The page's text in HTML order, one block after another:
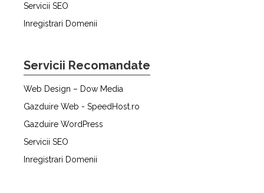
Servicii SEO
Inregistrari Domenii
Servicii Recomandate
Web Design – Dow Media
Gazduire Web - SpeedHost.ro
Gazduire WordPress
Servicii SEO
Inregistrari Domenii